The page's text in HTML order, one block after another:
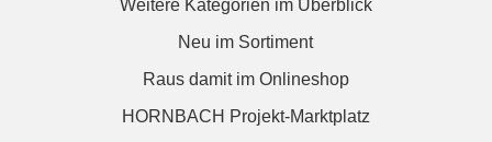
Weitere Kategorien im Überblick
Neu im Sortiment
Raus damit im Onlineshop
HORNBACH Projekt-Marktplatz